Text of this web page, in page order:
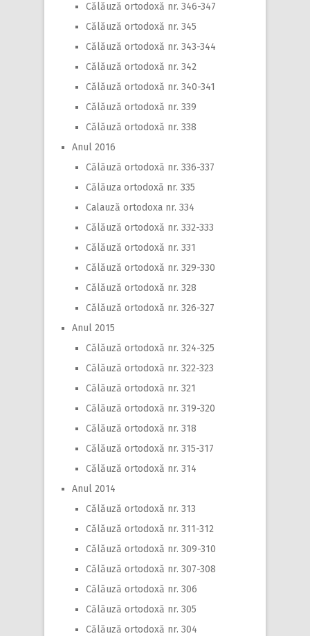
Călăuză ortodoxă nr. 346-347
Călăuză ortodoxă nr. 345
Călăuză ortodoxă nr. 343-344
Călăuză ortodoxă nr. 342
Călăuză ortodoxă nr. 340-341
Călăuză ortodoxă nr. 339
Călăuză ortodoxă nr. 338
Anul 2016
Călăuză ortodoxă nr. 336-337
Călăuza ortodoxă nr. 335
Calauză ortodoxa nr. 334
Călăuză ortodoxă nr. 332-333
Călăuză ortodoxă nr. 331
Călăuză ortodoxă nr. 329-330
Călăuză ortodoxă nr. 328
Călăuză ortodoxă nr. 326-327
Anul 2015
Călăuză ortodoxă nr. 324-325
Călăuză ortodoxă nr. 322-323
Călăuză ortodoxă nr. 321
Călăuză ortodoxă nr. 319-320
Călăuză ortodoxă nr. 318
Călăuză ortodoxă nr. 315-317
Călăuză ortodoxă nr. 314
Anul 2014
Călăuză ortodoxă nr. 313
Călăuză ortodoxă nr. 311-312
Călăuză ortodoxă nr. 309-310
Călăuză ortodoxă nr. 307-308
Călăuză ortodoxă nr. 306
Călăuză ortodoxă nr. 305
Călăuză ortodoxă nr. 304